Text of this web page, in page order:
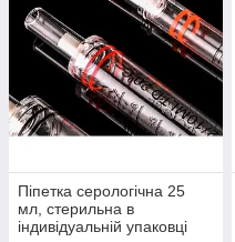
Піпетка серологічна 25
мл, стерильна в
індивідуальній упаковці